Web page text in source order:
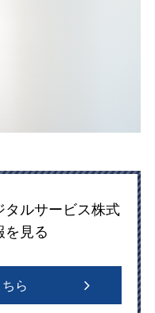
タルサービス株式
を見る
ら